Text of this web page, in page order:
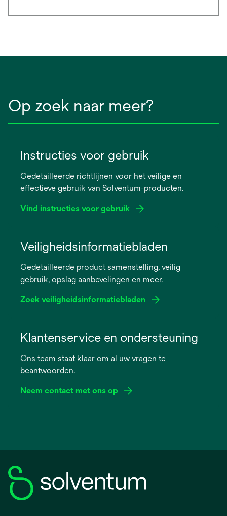
Op zoek naar meer?
Instructies voor gebruik
Gedetailleerde richtlijnen voor het veilige en
effectieve gebruik van Solventum-producten.
Vind instructies voor gebruik
new
Veiligheidsinformatiebladen
Gedetailleerde product samenstelling, veilig
gebruik, opslag aanbevelingen en meer.
Zoek veiligheidsinformatiebladen
new
Klantenservice en ondersteuning
Ons team staat klaar om al uw vragen te
beantwoorden.
Neem contact met ons op